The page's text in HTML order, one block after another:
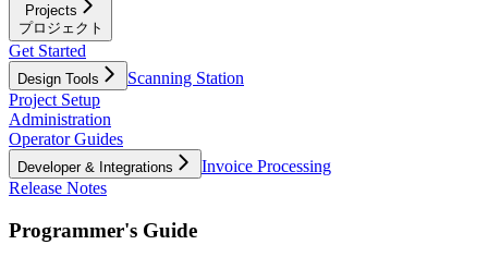
Projects
プロジェクト
Get Started
Design Tools
Scanning Station
Project Setup
Administration
Operator Guides
Developer & Integrations
Invoice Processing
Release Notes
Programmer's Guide